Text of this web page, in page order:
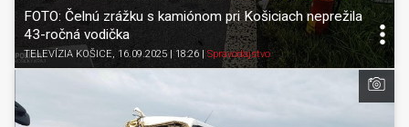
FOTO: Čelnú zrážku s kamiónom pri Košiciach neprežila
43-ročná vodička
TELEVÍZIA KOŠICE, 16.09.2025 | 18:26 Spravodajstvo